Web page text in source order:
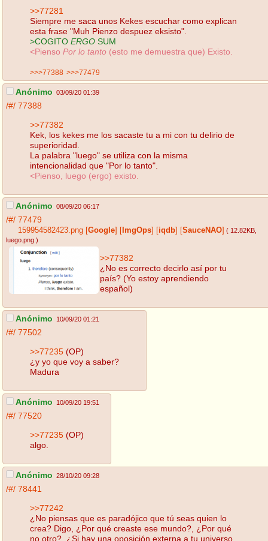
>>77281
Siempre me saca unos Kekes escuchar como explican
esta frase "Muh Pienzo despuez eksisto".
>COGITO ERGO SUM
<Pienso Por lo tanto (esto me demuestra que) Existo.
>>>77388 >>>77479
Anónimo 03/09/20 01:39
/#/ 77388
>>77382
Kek, los kekes me los sacaste tu a mi con tu delirio de
superioridad.
La palabra "luego" se utiliza con la misma
intencionalidad que "Por lo tanto".
<Pienso, luego (ergo) existo.
Anónimo 08/09/20 06:17
/#/ 77479
159954582423.png Google ImgOps iqdb SauceNAO ( 12.82KB
luego.png )
>>77382
¿No es correcto decirlo así por tu
país? (Yo estoy aprendiendo
español)
Anónimo 10/09/20 01:21
/#/ 77502
>>77235 (OP)
¿y yo que voy a saber?
Madura
Anónimo 10/09/20 19:51
/#/ 77520
>>77235 (OP)
algo.
Anónimo 28/10/20 09:28
/#/ 78441
>>77242
¿No piensas que es paradójico que tú seas quien lo
crea? Digo, ¿Por qué creaste ese mundo?, ¿Por qué
no otro?, ¿Si hay una oposición externa a tu universo